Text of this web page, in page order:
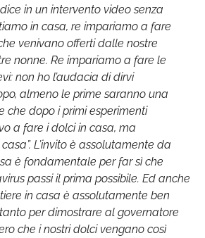
in un intervento video senza
in casa, re impariamo a fare
venivano offerti dalle nostre
nonne. Re impariamo a fare le
non ho l’audacia di dirvi
almeno le prime saranno una
che dopo i primi esperimenti
a fare i dolci in casa, ma
L’invito è assolutamente da
è fondamentale per far sì che
passi il prima possibile. Ed anche
in casa è assolutamente ben
per dimostrare al governatore
che i nostri dolci vengano così